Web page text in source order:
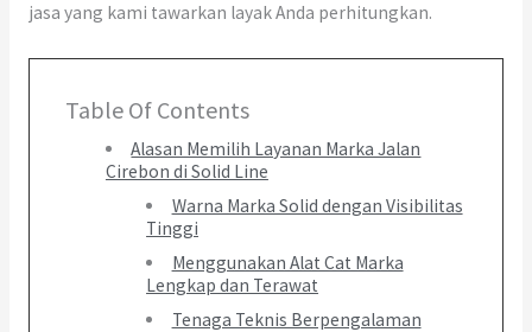
jasa yang kami tawarkan layak Anda perhitungkan.
Table Of Contents
Alasan Memilih Layanan Marka Jalan
Cirebon di Solid Line
Warna Marka Solid dengan Visibilitas
Tinggi
Menggunakan Alat Cat Marka
Lengkap dan Terawat
Tenaga Teknis Berpengalaman